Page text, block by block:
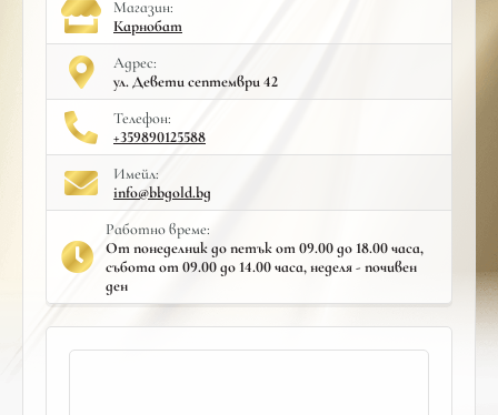
Mагазин:
Карнобат
Адрес:
ул. Девети септември 42
Телефон:
+359890125588
Имейл:
info@bbgold.bg
Работно време:
От понеделник до петък от 09.00 до 18.00 часа,
събота от 09.00 до 14.00 часа, неделя - почивен
ден